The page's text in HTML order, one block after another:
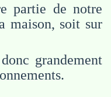
partie de notre
maison, soit sur
grandement